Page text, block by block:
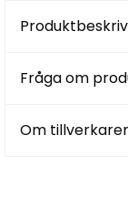
Fråga om
Om